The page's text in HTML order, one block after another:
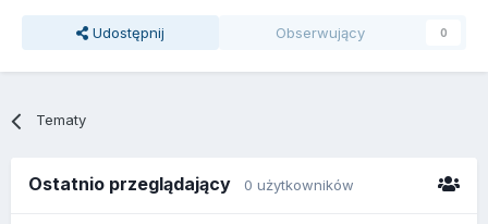
Udostępnij Obserwujący 0
Tematy
Ostatnio przeglądający 0 użytkowników